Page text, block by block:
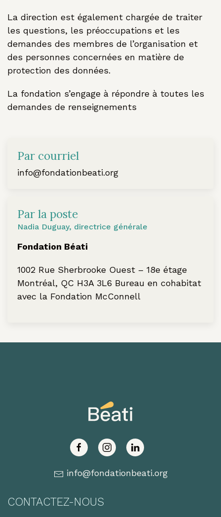
La direction est également chargée de traiter
les questions, les préoccupations et les
demandes des membres de l’organisation et
des personnes concernées en matière de
protection des données.
La fondation s’engage à répondre à toutes les
demandes de renseignements
Par courriel
info@fondationbeati.org
Par la poste
Nadia Duguay, directrice générale
Fondation Béati
1002 Rue Sherbrooke Ouest – 18e étage
Montréal, QC H3A 3L6 Bureau en cohabitat
avec la Fondation McConnell
info@fondationbeati.org
CONTACTEZ-NOUS